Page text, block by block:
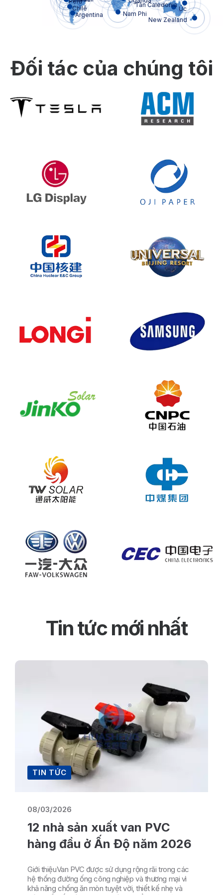
Úc
Chilê
Argentina
New Zealand
Tân Caledonia
Nam Phi
Đối tác của chúng tôi
Tin tức mới nhất
TIN TỨC
08/03/2026
12 nhà sản xuất van PVC
hàng đầu ở Ấn Độ năm 2026
Giới thiệuVan PVC được sử dụng rộng rãi trong các
hệ thống đường ống công nghiệp và thương mại vì
khả năng chống ăn mòn tuyệt vời, thiết kế nhẹ và